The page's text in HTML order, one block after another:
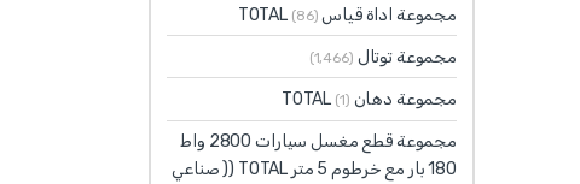
مجموعة اداة قياس TOTAL (86)
مجموعة توتال (1٬466)
مجموعة دهان TOTAL (1)
مجموعة قطع مغسل سيارات 2800 واط
180 بار مع خرطوم 5 متر TOTAL (( صناعي